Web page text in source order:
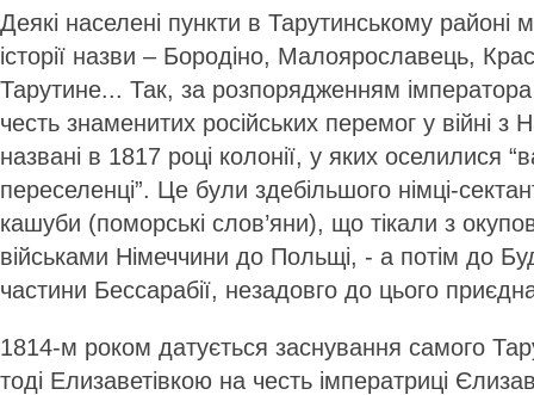
Деякі населені пункти в Тарутинському районі
історії назви – Бородіно, Малоярославець,
Тарутине... Так, за розпорядженням
честь знаменитих російських перемог у війні
названі в 1817 році колонії, у яких оселилися
переселенці”. Це були здебільшого німці-
кашуби (поморські слов’яни), що тікали з
військами Німеччини до Польщі, - а потім до
частини Бессарабії, незадовго до цього
1814-м роком датується заснування самого
тоді Елизаветівкою на честь імператриці